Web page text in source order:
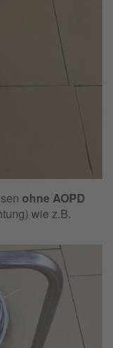
ohne AOPD
wie z.B.